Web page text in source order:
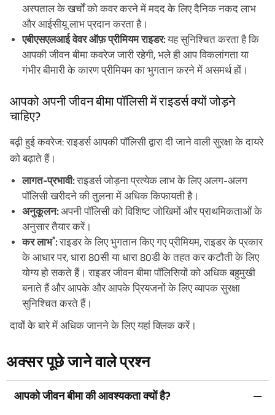
अस्पताल के खर्चों को कवर करने में मदद के लिए दैनिक नकद लाभ
और आईसीयू लाभ प्रदान करता है।
एबीएसएलआई वेवर ऑफ़ प्रीमियम राइडर:यह सुनिश्चित करता है कि
आपकी जीवन बीमा कवरेज जारी रहेगी, भले ही आप विकलांगता या
गंभीर बीमारी के कारण प्रीमियम का भुगतान करने में असमर्थ हों।
आपको अपनी जीवन बीमा पॉलिसी में राइडर्स क्यों जोड़ने
चाहिए?
बढ़ी हुई कवरेज: राइडर्स आपकी पॉलिसी द्वारा दी जाने वाली सुरक्षा के दायरे
को बढ़ाते हैं।
लागत-प्रभावी:राइडर्स जोड़ना प्रत्येक लाभ के लिए अलग-अलग
पॉलिसी खरीदने की तुलना में अधिक किफायती है।
अनुकूलन:अपनी पॉलिसी को विशिष्ट जोखिमों और प्राथमिकताओं के
अनुसार तैयार करें।
कर लाभ*:राइडर के लिए भुगतान किए गए प्रीमियम, राइडर के प्रकार
के आधार पर, धारा 80सी या धारा 80डी के तहत कर कटौती के लिए
योग्य हो सकते हैं। राइडर जीवन बीमा पॉलिसियों को अधिक बहुमुखी
बनाते हैं और आपके और आपके प्रियजनों के लिए व्यापक सुरक्षा
सुनिश्चित करते हैं।
दावों के बारे में अधिक जानने के लिए यहां क्लिक करें।
अक्सर पूछे जाने वाले प्रश्न
आपको जीवन बीमा की आवश्यकता क्यों है?